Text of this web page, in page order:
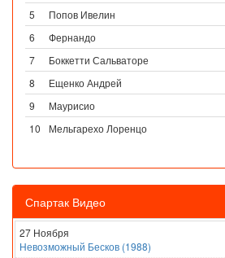
5
Попов Ивелин
6
Фернандо
7
Боккетти Сальваторе
8
Ещенко Андрей
9
Маурисио
10
Мельгарехо Лоренцо
Спартак Видео
27 Ноября
Невозможный Бесков (1988)